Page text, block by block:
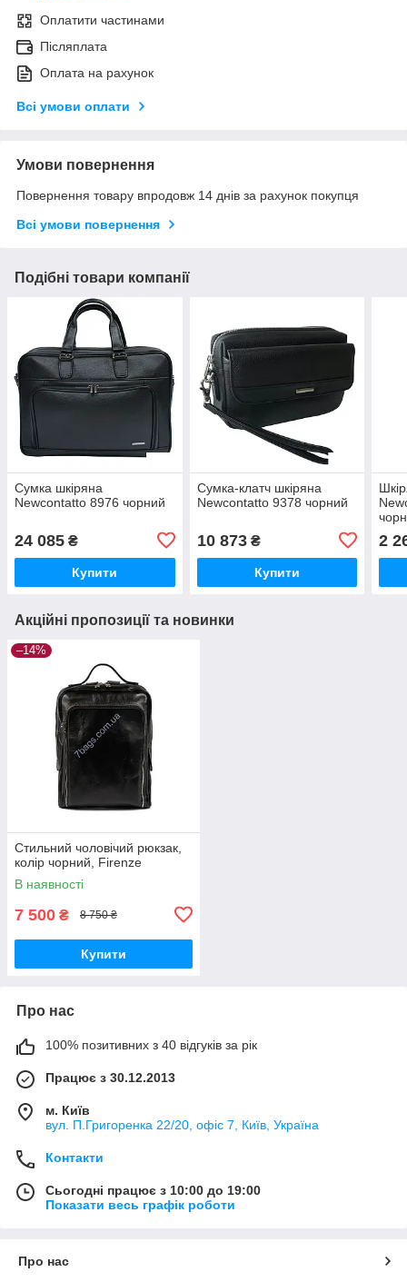
Оплатити частинами
Післяплата
Оплата на рахунок
Всі умови оплати
Умови повернення
Повернення товару впродовж 14 днів за рахунок покупця
Всі умови повернення
Подібні товари компанії
Сумка шкіряна
Newcontatto 8976 чорний
24 085 ₴
Купити
Сумка-клатч шкіряна
Newcontatto 9378 чорний
10 873₴
Купити
2
Акційні пропозиції та новинки
–14%
Стильний чоловічий рюкзак,
колір чорний, Firenze
В наявності
7 500 ₴ 8 750 ₴
Купити
Про нас
100% позитивних з 40 відгуків за рік
Працює з 30.12.2013
м. Київ
вул. П.Григоренка 22/20, офіс 7, Київ, Україна
Контакти
Сьогодні працює з 10:00 до 19:00
Показати весь графік роботи
Про нас